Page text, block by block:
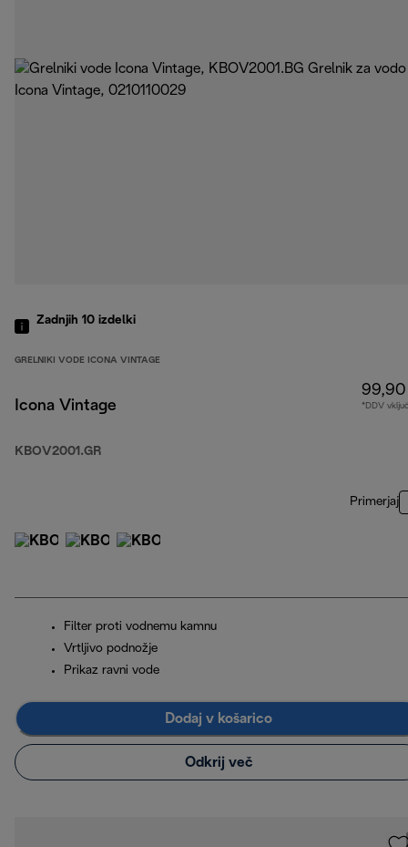
Zadnjih 10 izdelki
GRELNIKI VODE ICONA VINTAGE
Icona Vintage
KBOV2001.GR
*DDV
Primerjaj
Filter proti vodnemu kamnu
Vrtljivo podnožje
Prikaz ravni vode
Dodaj v košarico
Odkrij več